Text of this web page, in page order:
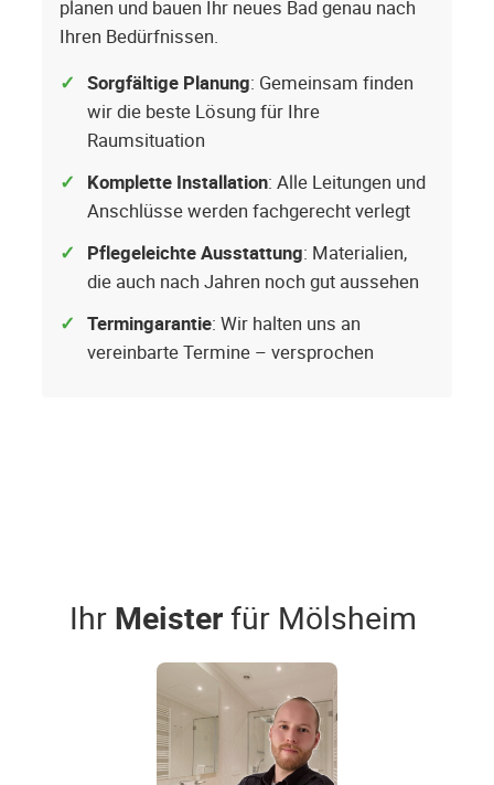
planen und bauen Ihr neues Bad genau nach
Ihren Bedürfnissen.
Sorgfältige Planung: Gemeinsam finden
wir die beste Lösung für Ihre
Raumsituation
Komplette Installation: Alle Leitungen und
Anschlüsse werden fachgerecht verlegt
Pflegeleichte Ausstattung: Materialien,
die auch nach Jahren noch gut aussehen
Termingarantie: Wir halten uns an
vereinbarte Termine – versprochen
Ihr Meisterfür Mölsheim